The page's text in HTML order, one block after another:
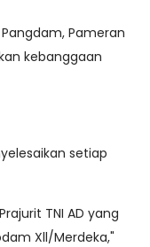
Pameran
kebanggaan
setiap
TNI AD yang
Xll/Merdeka,"